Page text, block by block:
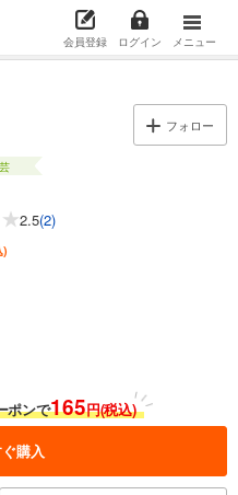
会員登録 ログイン メニュー
フォロー
2.5(2)
)
ポンで165円(税込)
購入